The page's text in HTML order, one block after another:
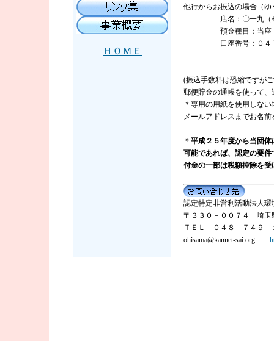
ＨＯＭＥ
他行からお振込の場合（ゆ
店名：〇一九（ゼロ
預金種目：当座
口座番号：０４７
(振込手数料は恐縮ですが
郵便貯金の通帳を使って
＊専用の用紙を使用しな
メールアドレスまでお名前
＊ 平成２５年度から当団
可能であれば、認定の要
付金の一部は税額控除を
認定特定非営利活動法人
〒３３０－００７４ 埼玉
ＴＥＬ ０４８－７４９
ohisama@kannet-sai.org